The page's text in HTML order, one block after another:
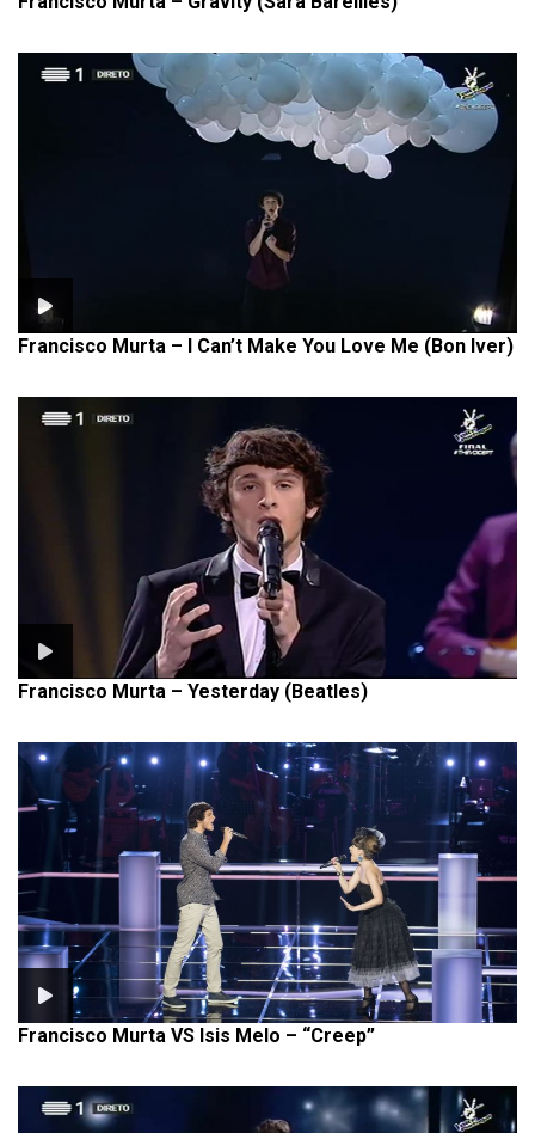
Francisco Murta – I Can’t Make You Love Me (Bon Iver)
Francisco Murta – Yesterday (Beatles)
Francisco Murta VS Isis Melo – “Creep”